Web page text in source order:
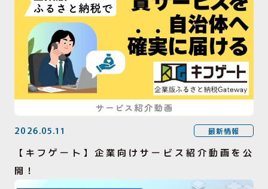
2026.05.11 最新情報
【キフゲート】企業向けサービス紹介動画を公
開！